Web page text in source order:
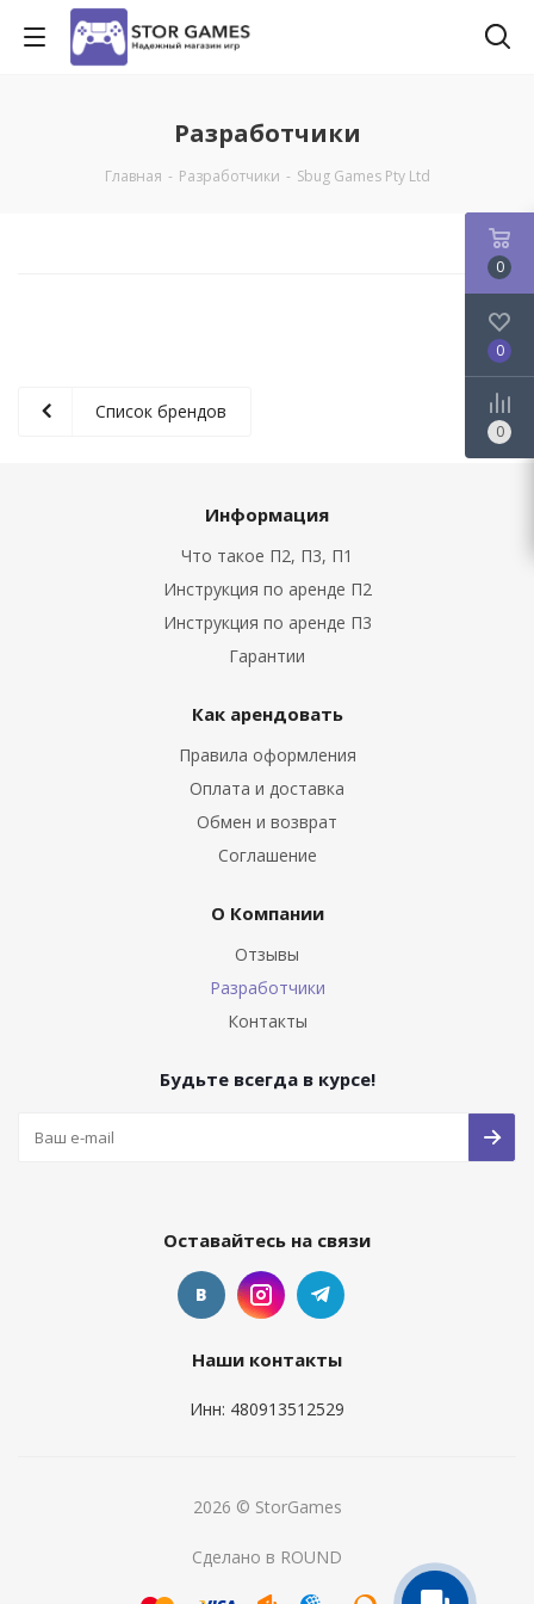
Разработчики
Главная - Разработчики - Sbug Games Pty Ltd
Список брендов
Информация
Что такое П2, П3, П1
Инструкция по аренде П2
Инструкция по аренде П3
Гарантии
Как арендовать
Правила оформления
Оплата и доставка
Обмен и возврат
Соглашение
О Компании
Отзывы
Разработчики
Контакты
Будьте всегда в курсе!
Оставайтесь на связи
Наши контакты
Инн: 480913512529
2026 © StorGames
Сделано в ROUND
0
0
0